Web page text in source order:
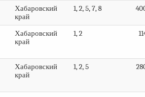
Хабаровский
край
1, 2, 5, 7, 8
Хабаровский
край
1, 2
Хабаровский
край
1, 2, 5